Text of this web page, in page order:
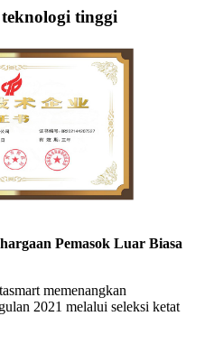
tinggi
Pemasok Luar Biasa
memenangkan
2021 melalui seleksi ketat